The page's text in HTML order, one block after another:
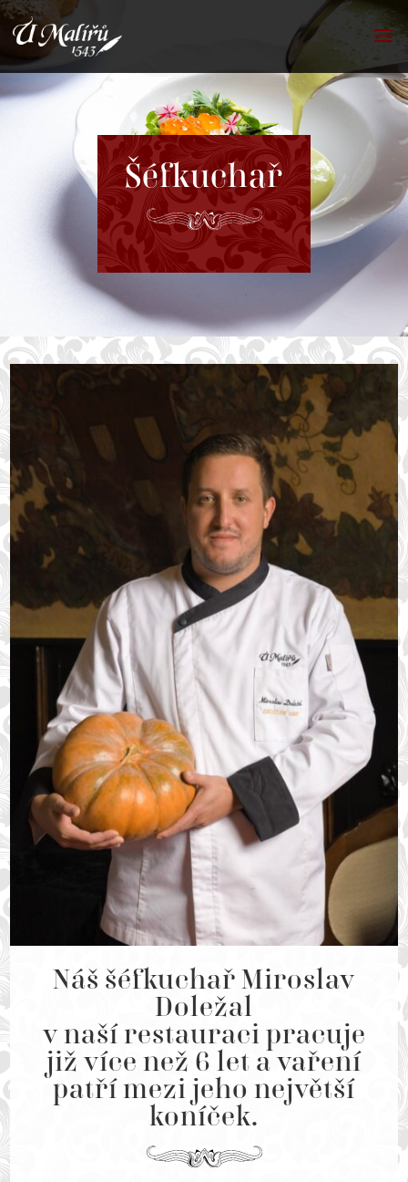
Šéfkuchař
Náš šéfkuchař Miroslav
Doležal
v naší restauraci pracuje
již více než 6 let a vaření
patří mezi jeho největší
koníček.